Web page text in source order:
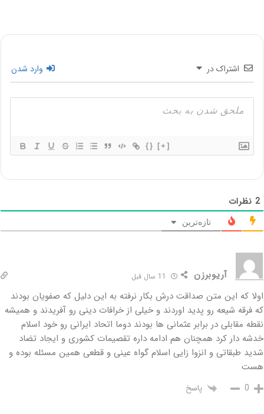
اشتراک در وارد شدن
{} [+]
2 نظرات
تازه‌ترین
آریوبرزن
اولا که این متن صداقت درش بکار نرفته به این دلیل که صفویان بودند
که فرقه شیعه رو پدید اوردند و خیلی از خرافات دینی رو آفریدند و همیشه
نقطه مقابلی در برابر عثمانی ها بودند دوما اتحاد ایرانی رو خود اسلام
خدشه دار کرد همچنان هم ادامه داره تقصیمات کشوری و ایجاد تضاد
شدید طبقاتی و انزوا زایی اسلام گواه عینی و قطعی همین مسئله بوده و
هست
0 پاسخ